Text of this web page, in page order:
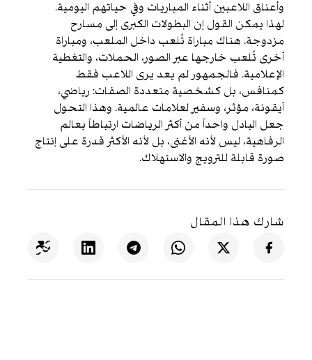
وأعناق اللاعبين أثناء المباريات وفي حياتهم اليومية.
لهذا يمكن القول إن البطولات الكبرى إلى مسارح
مزدوجة. هناك مباراة تُلعب داخل الملعب، ومباراة
أخرى تُلعب خارجها عبر الصور، الحملات، والتغطية
الإعلامية. فالجمهور لم يعد يرى اللاعب فقط
كمنافس، بل كشخصية متعددة الصفات: رياضي،
أيقونة، مؤثر، وسفير لعلامات عالمية. وهذا التحول
جعل البادل واحداً من أكثر الرياضات ارتباطاً بعالم
الرفاهية، ليس لأنه الأغنى، بل لأنه الأكثر قدرة على إنتاج
صورة قابلة للترويج والاستهلاك.
شارك هذا المقال